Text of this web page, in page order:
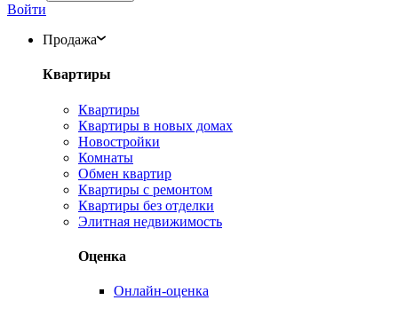
Войти
Продажа
Квартиры
Квартиры
Квартиры в новых домах
Новостройки
Комнаты
Обмен квартир
Квартиры с ремонтом
Квартиры без отделки
Элитная недвижимость
Оценка
Онлайн-оценка